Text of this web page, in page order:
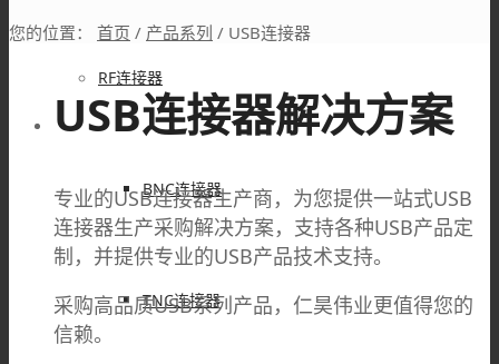
RF连接器
BNC连接器
TNC连接器
您的位置： 首页 / 产品系列 / USB连接器
USB连接器解决方案
专业的USB连接器生产商，为您提供一站式USB
连接器生产采购解决方案，支持各种USB产品定
制，并提供专业的USB产品技术支持。
采购高品质USB系列产品，仁昊伟业更值得您的
信赖。